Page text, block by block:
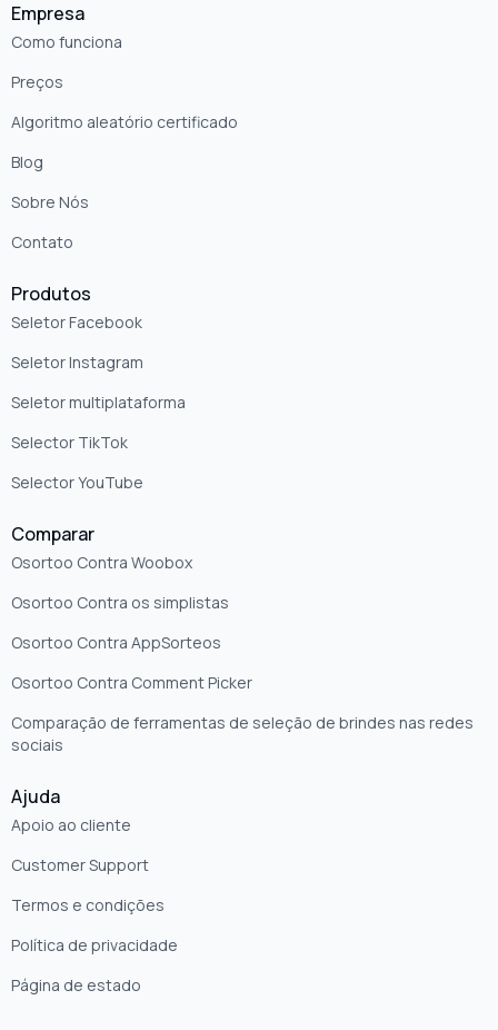
Empresa
Como funciona
Preços
Algoritmo aleatório certificado
Blog
Sobre Nós
Contato
Produtos
Seletor Facebook
Seletor Instagram
Seletor multiplataforma
Selector TikTok
Selector YouTube
Comparar
Osortoo Contra Woobox
Osortoo Contra os simplistas
Osortoo Contra AppSorteos
Osortoo Contra Comment Picker
Comparação de ferramentas de seleção de brindes nas redes
sociais
Ajuda
Apoio ao cliente
Customer Support
Termos e condições
Política de privacidade
Página de estado